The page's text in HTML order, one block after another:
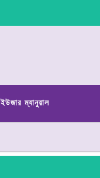
ইউজার ম্যানুয়াল